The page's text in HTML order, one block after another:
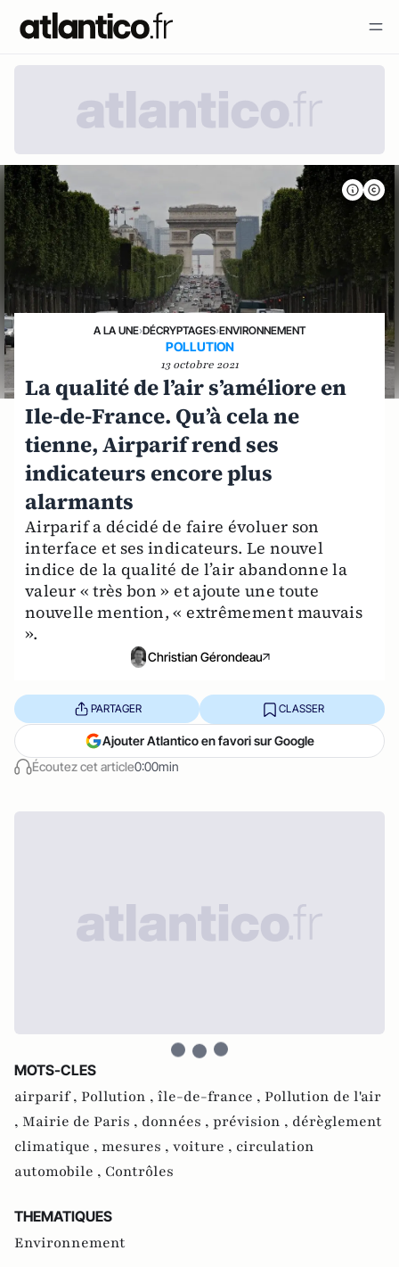
A LA UNE›DÉCRYPTAGES›ENVIRONNEMENT
POLLUTION
13 octobre 2021
La qualité de l’air s’améliore en
Ile-de-France. Qu’à cela ne
tienne, Airparif rend ses
indicateurs encore plus
alarmants
Airparif a décidé de faire évoluer son
interface et ses indicateurs. Le nouvel
indice de la qualité de l’air abandonne la
valeur « très bon » et ajoute une toute
nouvelle mention, « extrêmement mauvais
».
Christian Gérondeau
Écoutez cet article0:00min
PARTAGER CLASSER
Ajouter Atlantico en favori sur Google
MOTS-CLES
airparif , Pollution , île-de-france , Pollution de l'air
, Mairie de Paris , données , prévision , dérèglement
climatique , mesures , voiture , circulation
automobile , Contrôles
THEMATIQUES
Environnement